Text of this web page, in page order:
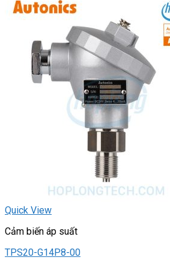
Quick View
Cảm biến áp suất
TPS20-G14P8-00